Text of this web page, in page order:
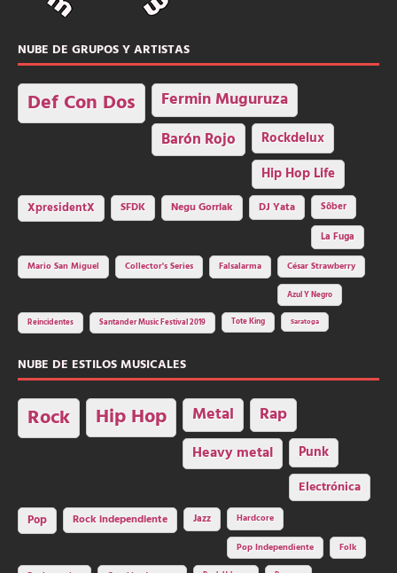
NUBE DE GRUPOS Y ARTISTAS
Def Con Dos Fermin Muguruza
Barón Rojo Rockdelux
Hip Hop Life
XpresidentX SFDK Negu Gorriak DJ Yata
Sôber
La Fuga
Mario San Miguel
Collector's Series Falsalarma César Strawberry
Azul Y Negro
Reincidentes Santander Music Festival 2019 Tote King Saratoga
NUBE DE ESTILOS MUSICALES
Rock Hip Hop Metal Rap
Heavy metal Punk
Electrónica
Pop Rock independiente Jazz Hardcore
Pop Independiente Folk